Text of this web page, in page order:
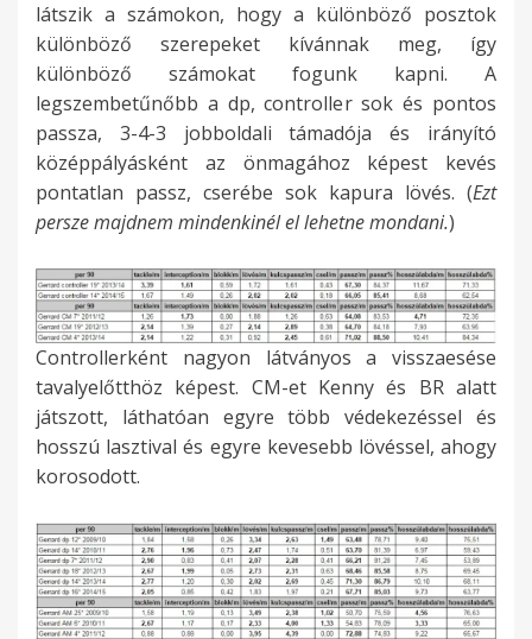
látszik a számokon, hogy a különböző posztok
különböző szerepeket kívánnak meg, így
különböző számokat fogunk kapni. A
legszembetűnőbb a dp, controller sok és pontos
passza, 3-4-3 jobboldali támadója és irányító
középpályásként az önmagához képest kevés
pontatlan passz, cserébe sok kapura lövés. (Ezt
persze majdnem mindenkinél el lehetne mondani.)
Controllerként nagyon látványos a visszaesése
tavalyelőtthöz képest. CM-et Kenny és BR alatt
játszott, láthatóan egyre több védekezéssel és
hosszú lasztival és egyre kevesebb lövéssel, ahogy
korosodott.